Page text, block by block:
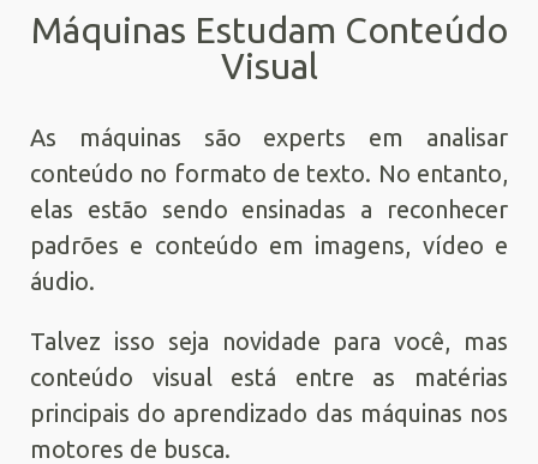
Máquinas Estudam Conteúdo
Visual
As máquinas são experts em analisar
conteúdo no formato de texto. No entanto,
elas estão sendo ensinadas a reconhecer
padrões e conteúdo em imagens, vídeo e
áudio.
Talvez isso seja novidade para você, mas
conteúdo visual está entre as matérias
principais do aprendizado das máquinas nos
motores de busca.